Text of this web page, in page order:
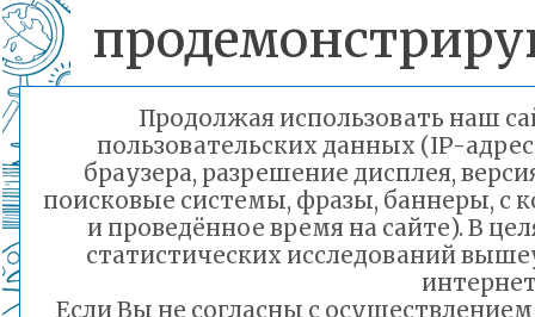
свои знания
победители
Продолжая использовать наш
пользовательских данных (IP-
браузера, разрешение дисплея,
поисковые системы, фразы, баннеры, с
и проведённое время на сайте). В
статистических исследований
Если Вы не согласны с